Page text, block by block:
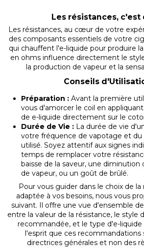
Les résistances, c'est
Les résistances, au cœur de votre
des composants essentiels de votre
qui chauffent l'e-liquide pour produire
en ohms influence directement le
la production de vapeur et la
Conseils
Préparation : Avant la première
vous d'amorcer le coil en
de e-liquide directement sur le
Durée de Vie : La durée de vie
votre fréquence de vapotage et du
utilisé. Soyez attentif aux signes
temps de remplacer votre
baisse de la saveur, une diminution
de vapeur, ou un goût de brûlé.
Pour vous guider dans le choix de la
adaptée à vos besoins, nous vous
suivant. Il offre une vue d'ensemble
entre la valeur de la résistance, le style
recommandée, et le type d'e-liquide
l'esprit que ces recommandations
directrices générales et non des